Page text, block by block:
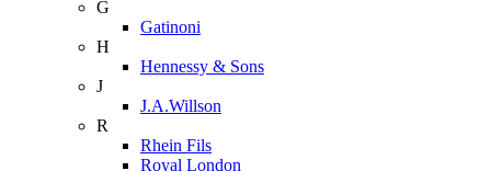
G
Gatinoni
H
Hennessy & Sons
J
J.A.Willson
R
Rhein Fils
Royal London